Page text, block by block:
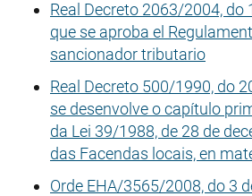
Real Decreto 2063/2004, do
que se aproba el
sancionador tributario
Real Decreto 500/1990, do
se desenvolve o capítulo
da Lei 39/1988, de 28 de
das Facendas locais, en
Orde EHA/3565/2008, do 3